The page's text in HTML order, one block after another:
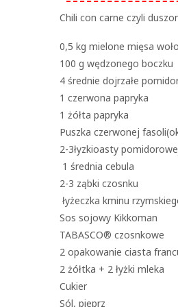
Chili con carne czyli
0,5 kg mielone mięsa
100 g wędzonego boczku
4 średnie dojrzałe
1 czerwona papryka
1 żółta papryka
Puszka czerwonej
2-3łyzkioasty
1 średnia cebula
2-3 ząbki czosnku
łyżeczka kminu
Sos sojowy Kikkoman
TABASCO® czosnkowe
2 opakowanie ciasta
2 żółtka + 2 łyżki mleka
Cukier
Sól, pieprz